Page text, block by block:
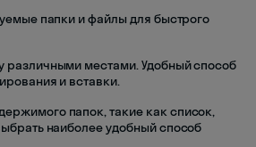
папки и файлы для быстрого
местами. Удобный способ
и вставки.
папок, такие как список,
наиболее удобный способ